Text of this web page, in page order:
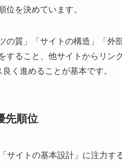
位を決めています。
の質」「サイトの構造」「外
すること、他サイトからリン
く進めることが基本です。
先順位
サイトの基本設計」に注力す